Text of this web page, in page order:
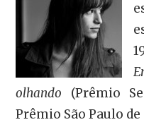
olhando (Prêmio
Prêmio São Paulo